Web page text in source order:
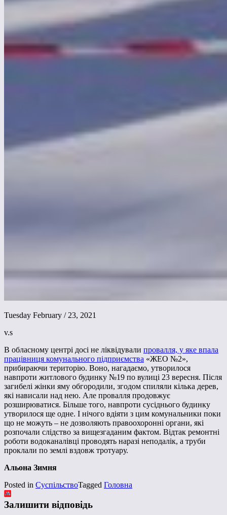
Tuesday February / 23, 2021
v.s
В обласному центрі досі не ліквідували провалля, у яке впала
працівниця комунального підприємства «ЖЕО №2»,
прибираючи територію. Воно, нагадаємо, утворилося
навпроти житлового будинку №19 по вулиці 23 вересня. Після
загибелі жінки яму обгородили, згодом спиляли кілька дерев,
які нависали над нею. Але провалля продовжує
розширюватися. Більше того, навпроти сусіднього будинку
утворилося ще одне. І нічого вдіяти з цим комунальники поки
що не можуть – не дозволяють правоохоронні органи, які
розпочали слідство за вищезгаданим фактом. Відтак ремонтні
роботи водоканалівці проводять наразі неподалік, а труби
проклали по землі вздовж тротуару.
Альона Зимня
Posted in СуспільствоTagged Головна
Залишити відповідь